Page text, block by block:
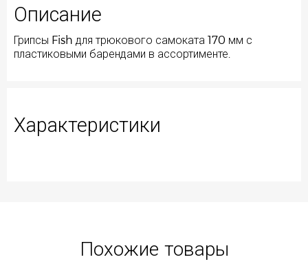
Описание
Грипсы Fish для трюкового самоката 170 мм с
пластиковыми барендами в ассортименте.
Характеристики
Похожие товары